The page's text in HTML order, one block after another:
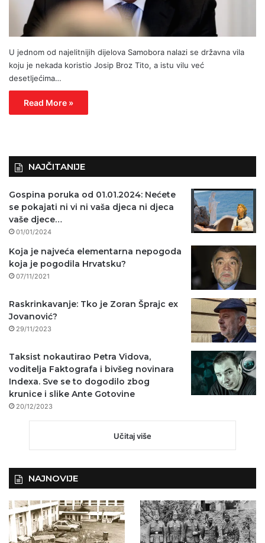
U jednom od najelitnijih dijelova Samobora nalazi se državna vila
koju je nekada koristio Josip Broz Tito, a istu vilu već
desetljećima…
Read More »
NAJČITANIJE
Gospina poruka od 01.01.2024: Nećete
se pokajati ni vi ni vaša djeca ni djeca
vaše djece…
01/01/2024
Koja je najveća elementarna nepogoda
koja je pogodila Hrvatsku?
07/11/2021
Raskrinkavanje: Tko je Zoran Šprajc ex
Jovanović?
29/11/2023
Taksist nokautirao Petra Vidova,
voditelja Faktografa i bivšeg novinara
Indexa. Sve se to dogodilo zbog
krunice i slike Ante Gotovine
20/12/2023
Učitaj više
NAJNOVIJE